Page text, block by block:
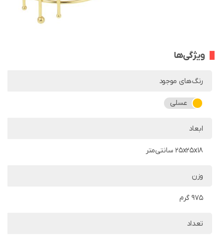
ویژگی‌ها
رنگ‌های موجود
عسلی
ابعاد
25x25x18 سانتی‌متر
وزن
975 گرم
تعداد